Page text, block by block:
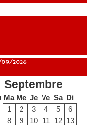
09/2026
Septembre
Ma Me Je Ve Sa Di
1
2 3 4 5
6
8 9 10 11 12 13